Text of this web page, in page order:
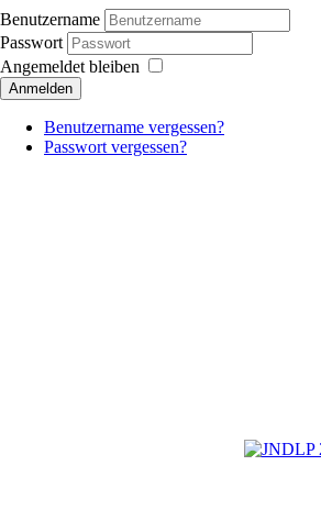
Benutzername
Passwort
Angemeldet bleiben
Anmelden
Benutzername vergessen?
Passwort vergessen?